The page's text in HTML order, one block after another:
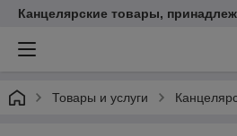
Канцелярские товары,
Товары и услуги